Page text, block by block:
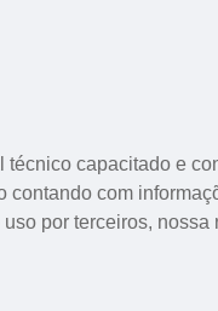
capacitado e
com
por terceiros,